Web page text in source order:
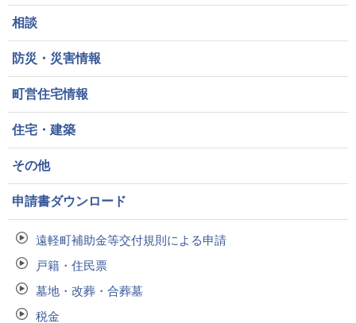
相談
防災・災害情報
町営住宅情報
住宅・建築
その他
申請書ダウンロード
遠軽町補助金等交付規則による申請
戸籍・住民票
墓地・改葬・合葬墓
税金